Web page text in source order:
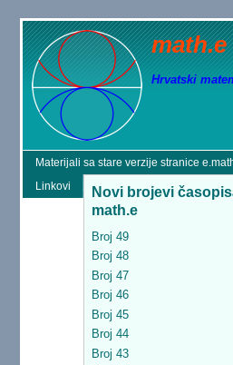
math.e
Hrvatski
Materijali sa stare verzije stranice
Linkovi
Novi brojevi
math.e
Broj 49
Broj 48
Broj 47
Broj 46
Broj 45
Broj 44
Broj 43